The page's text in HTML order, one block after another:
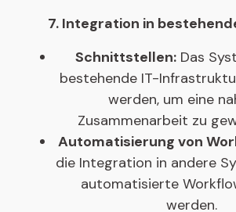
7. Integration in
Schnittstellen: Das
bestehende IT-
werden, um eine
Zusammenarbeit zu
Automatisierung von
die Integration in andere
automatisierte
werden.